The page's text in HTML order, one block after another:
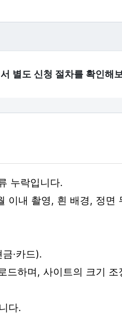
별도 신청 절차를 확인해
누락입니다.
이내 촬영, 흰 배경, 정면
·카드).
드하며, 사이트의 크기 조
다.